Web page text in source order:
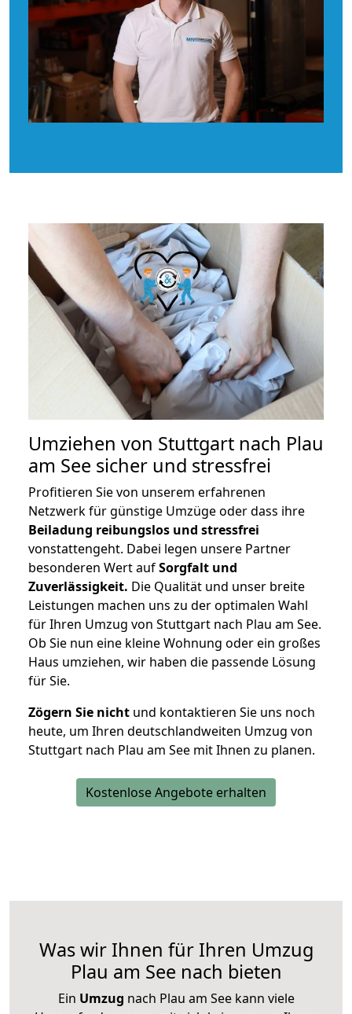
Umziehen von Stuttgart nach Plau
am See sicher und stressfrei
Profitieren Sie von unserem erfahrenen
Netzwerk für günstige Umzüge oder dass ihre
Beiladung reibungslos und stressfrei
vonstattengeht. Dabei legen unsere Partner
besonderen Wert aufSorgfalt und
Zuverlässigkeit. Die Qualität und unser breite
Leistungen machen uns zu der optimalen Wahl
für Ihren Umzug von Stuttgart nach Plau am See.
Ob Sie nun eine kleine Wohnung oder ein großes
Haus umziehen, wir haben die passende Lösung
für Sie.
Zögern Sie nicht und kontaktieren Sie uns noch
heute, um Ihren deutschlandweiten Umzug von
Stuttgart nach Plau am See mit Ihnen zu planen.
Kostenlose Angebote erhalten
Was wir Ihnen für Ihren Umzug
Plau am See nach bieten
Ein Umzug nach Plau am See kann viele